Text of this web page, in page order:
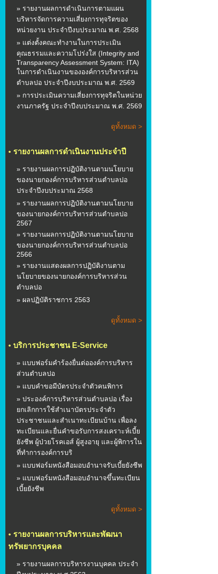
» รายงานผลการดำเนินการตามแผน
บริหารจัดการความเสี่ยงการทุจริตของ
หน่วยงาน ประจำปีงบประมาณ พ.ศ. 2568
» แต่งตั้งคณะทำงานในการประเมิน
คุณธรรมและความโปร่งใส (Integrity and
Transparency Assessment System: ITA)
ในการดำเนินงานขององค์การบริหารส่วน
ตำบลปอ ประจำปีงบประมาณ พ.ศ. 2569
» การประเมินความเสี่ยงการทุจริตในหน่วย
งานภาครัฐ ประจำปีงบประมาณ พ.ศ. 2569
ดูทั้งหมด >
• รายงานผลการดำเนินงานประจำปี
» รายงานผลการปฏิบัติงานตามนโยบาย
ของนายกองค์การบริหารส่วนตำบลปอ
ประจำปีงบประมาณ 2568
» รายงานผลการปฏิบัติงานตามนโยบาย
ของนายกองค์การบริหารส่วนตำบลปอ
2567
» รายงานผลการปฏิบัติงานตามนโยบาย
ของนายกองค์การบริหารส่วนตำบลปอ
2566
» รายงานแสดงผลการปฏิบัติงานตาม
นโยบายของนายกองค์การบริหารส่วน
ตำบลปอ
» ผลปฏิบัติราชการ 2563
ดูทั้งหมด >
• บริการประชาชน E-Service
» แบบฟอร์มคำร้องยื่นต่อองค์การบริหาร
ส่วนตำบลปอ
» แบบคำขอมีบัตรประจำตัวคนพิการ
» ประองค์การบริหารส่วนตำบลปอ เรื่อง
ยกเลิกการใช้สำเนาบัตรประจำตัว
ประชาชนและสำเนาทะเบียนบ้าน เพื่อลง
ทะเบียนและยื่นคำขอรับการสงเคราะห์เบี้ย
ยังชีพ ผู้ป่วยโรคเอส์ ผู้สูงอายุ และผู้พิการใน
ที่ทำการองค์การบริ
» แบบฟอร์มหนังสือมอบอำนาจรับเบี้ยยังชีพ
» แบบฟอร์มหนังสือมอบอำนาจขึ้นทะเบียน
เบี้ยยังชีพ
ดูทั้งหมด >
• รายงานผลการบริหารและพัฒนา
ทรัพยากรบุคคล
» รายงานผลการบริหารงานบุคคล ประจำ